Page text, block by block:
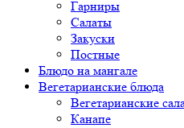
Гарниры
Салаты
Закуски
Постные
Блюдо на мангале
Вегетарианские блюда
Вегетарианские
Канапе